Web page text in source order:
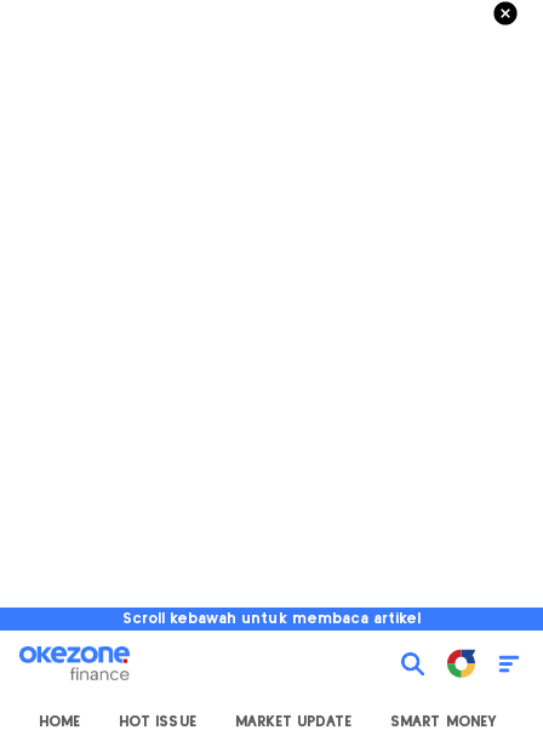
Scroll kebawah untuk membaca artikel
HOME HOT ISSUE MARKET UPDATE SMART MONEY